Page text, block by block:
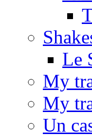
Le
My
My
Un